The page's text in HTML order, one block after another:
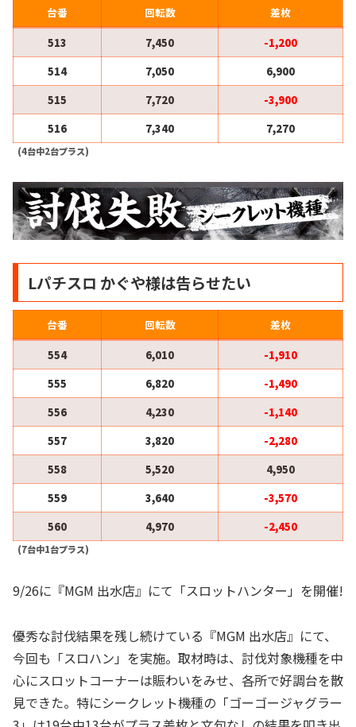
台番 回転数
差枚
513
7,450
-1,200
514
7,050
6,900
515
7,720
-3,900
516
7,340 7,270
(4台中2台プラス)
Lパチスロ かぐや様は告らせたい
台番 回転数
差枚
554
6,010
-1,910
555
6,820
-1,490
556
4,230
-1,140
557
3,820
-2,280
558
5,520
4,950
559
3,640
-3,570
560
4,970 -2,450
(7台中1台プラス)
9/26に『MGM 出水店』にて「スロットハンター」を開催!
優秀な討伐結果を残し続けている『MGM 出水店』にて、
今回も「スロハン」を実施。取材時は、討伐対象機種を中
心にスロットコーナーは賑わいをみせ、各所で好調台を散
見できた。特にシークレット機種の「ゴーゴージャグラー